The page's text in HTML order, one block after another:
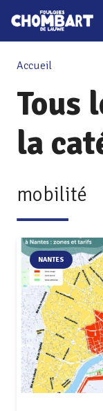
Accueil
Tous
la
mobilité
NANTES